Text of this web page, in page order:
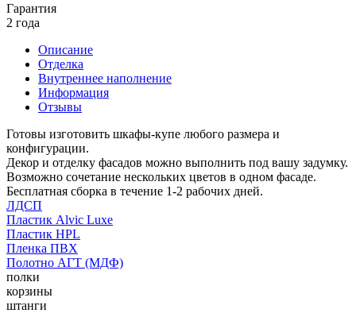
Гарантия
2 года
Описание
Отделка
Внутреннее наполнение
Информация
Отзывы
Готовы изготовить шкафы-купе любого размера и
конфигурации.
Декор и отделку фасадов можно выполнить под вашу задумку.
Возможно сочетание нескольких цветов в одном фасаде.
Бесплатная сборка в течение 1-2 рабочих дней.
ЛДСП
Пластик Alvic Luxe
Пластик HPL
Пленка ПВХ
Полотно АГТ (МДФ)
полки
корзины
штанги